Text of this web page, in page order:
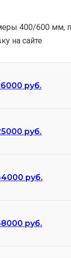
400/600 мм,
на сайте
руб.
руб.
руб.
руб.